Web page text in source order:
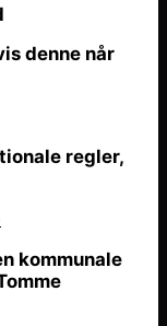
denne når
regler,
kommunale